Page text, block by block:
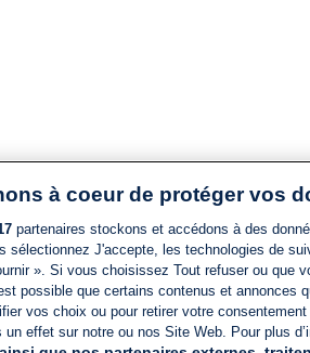
à coeur de protéger vos
partenaires stockons et accédons à des
sélectionnez J'accepte, les technologies de
». Si vous choisissez Tout refuser ou
possible que certains contenus et annonces
vos choix ou pour retirer votre
un effet sur notre ou nos Site Web. Pour plus